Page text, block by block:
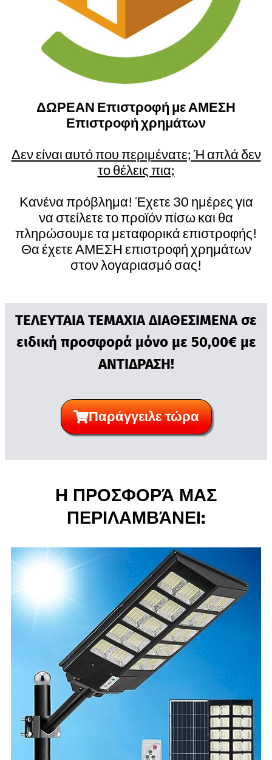
ΔΩΡΕΑΝ Επιστροφή με ΑΜΕΣΗ
Επιστροφή χρημάτων
Δεν είναι αυτό που περιμένατε; Ή απλά δεν
το θέλεις πια;
Κανένα πρόβλημα! Έχετε 30 ημέρες για
να στείλετε το προϊόν πίσω και θα
πληρώσουμε τα μεταφορικά επιστροφής!
Θα έχετε ΑΜΕΣΗ επιστροφή χρημάτων
στον λογαριασμό σας!
ΤΕΛΕΥΤΑΙΑ ΤΕΜΑΧΙΑ ΔΙΑΘΕΣΙΜΕΝΑ σε
ειδική προσφορά μόνο με 50,00€ με
ΑΝΤΙΔΡΑΣΗ!
Παράγγειλε τώρα
Η ΠΡΟΣΦΟΡΆ ΜΑΣ
ΠΕΡΙΛΑΜΒΆΝΕΙ: